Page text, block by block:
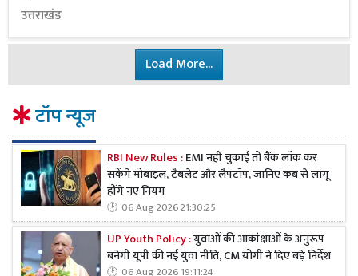
उत्तराखंड
Load More...
टॉप न्यूज
RBI New Rules :EMI नहीं चुकाई तो बैंक लॉक कर
सकेंगे मोबाइल, टैबलेट और लैपटॉप, जानिए कब से लागू
होंगे नए नियम
06 Aug 2026 21:30:25
UP Youth Policy :युवाओं की आकांक्षाओं के अनुरूप
बनेगी यूपी की नई युवा नीति, CM योगी ने दिए बड़े निर्देश
06 Aug 2026 19:11:24